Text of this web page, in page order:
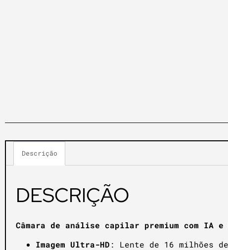
Descrição
DESCRIÇÃO
Câmara de análise capilar premium com IA e
Imagem Ultra-HD : Lente de 16 milhões